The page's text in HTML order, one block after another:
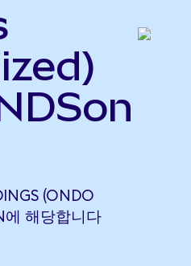
(ONDO
에 해당합니다